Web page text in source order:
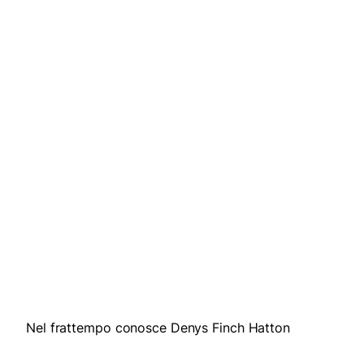
Nel frattempo conosce Denys Finch Hatton